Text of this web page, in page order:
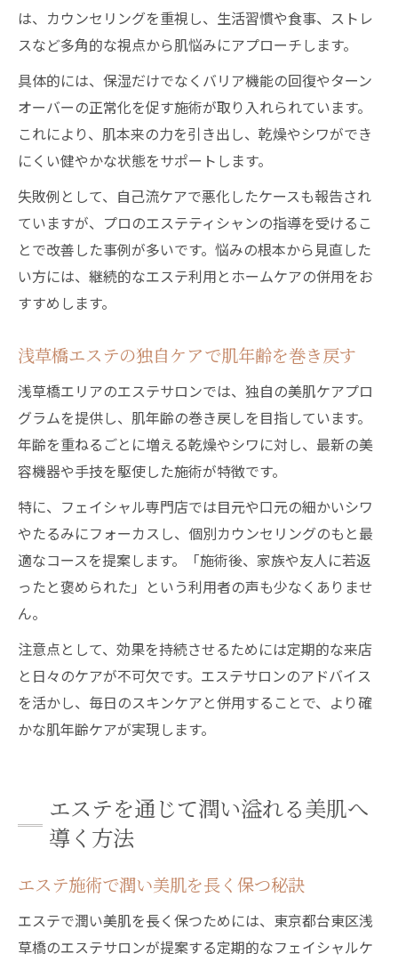
は、カウンセリングを重視し、生活習慣や食事、ストレ
スなど多角的な視点から肌悩みにアプローチします。
具体的には、保湿だけでなくバリア機能の回復やターン
オーバーの正常化を促す施術が取り入れられています。
これにより、肌本来の力を引き出し、乾燥やシワができ
にくい健やかな状態をサポートします。
失敗例として、自己流ケアで悪化したケースも報告され
ていますが、プロのエステティシャンの指導を受けるこ
とで改善した事例が多いです。悩みの根本から見直した
い方には、継続的なエステ利用とホームケアの併用をお
すすめします。
浅草橋エステの独自ケアで肌年齢を巻き戻す
浅草橋エリアのエステサロンでは、独自の美肌ケアプロ
グラムを提供し、肌年齢の巻き戻しを目指しています。
年齢を重ねるごとに増える乾燥やシワに対し、最新の美
容機器や手技を駆使した施術が特徴です。
特に、フェイシャル専門店では目元や口元の細かいシワ
やたるみにフォーカスし、個別カウンセリングのもと最
適なコースを提案します。「施術後、家族や友人に若返
ったと褒められた」という利用者の声も少なくありませ
ん。
注意点として、効果を持続させるためには定期的な来店
と日々のケアが不可欠です。エステサロンのアドバイス
を活かし、毎日のスキンケアと併用することで、より確
かな肌年齢ケアが実現します。
エステを通じて潤い溢れる美肌へ
導く方法
エステ施術で潤い美肌を長く保つ秘訣
エステで潤い美肌を長く保つためには、東京都台東区浅
草橋のエステサロンが提案する定期的なフェイシャルケ